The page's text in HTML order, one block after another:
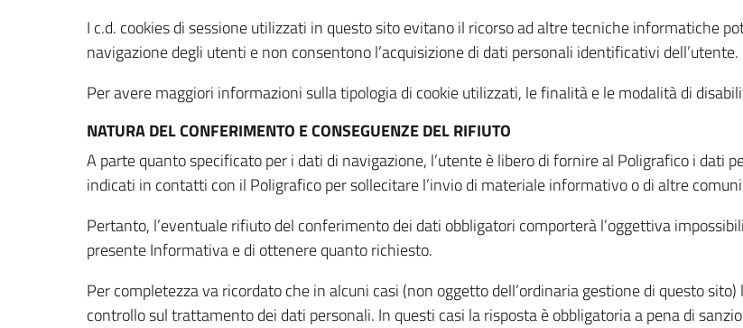
I c.d. cookies di sessione utilizzati in questo sito evitano il ricorso ad altre tecniche informatiche
navigazione degli utenti e non consentono l’acquisizione di dati personali identificativi dell’utente.
Per avere maggiori informazioni sulla tipologia di cookie utilizzati, le finalità e le modalità di
NATURA DEL CONFERIMENTO E CONSEGUENZE DEL RIFIUTO
A parte quanto specificato per i dati di navigazione, l’utente è libero di fornire al Poligrafico i dati
indicati in contatti con il Poligrafico per sollecitare l’invio di materiale informativo o di altre
Pertanto, l’eventuale rifiuto del conferimento dei dati obbligatori comporterà l’oggettiva
presente Informativa e di ottenere quanto richiesto.
Per completezza va ricordato che in alcuni casi (non oggetto dell’ordinaria gestione di questo
controllo sul trattamento dei dati personali. In questi casi la risposta è obbligatoria a pena di